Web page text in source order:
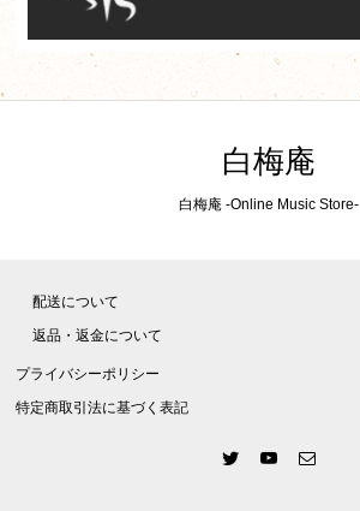
白梅庵
白梅庵 -Online Music Store-
配送について
返品・返金について
プライバシーポリシー
特定商取引法に基づく表記